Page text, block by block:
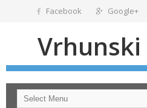
Facebook Google+
Vrhunski